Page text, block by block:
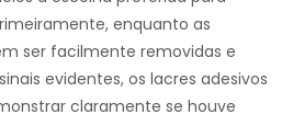
enquanto as
ser facilmente removidas e
evidentes, os lacres adesivos
claramente se houve